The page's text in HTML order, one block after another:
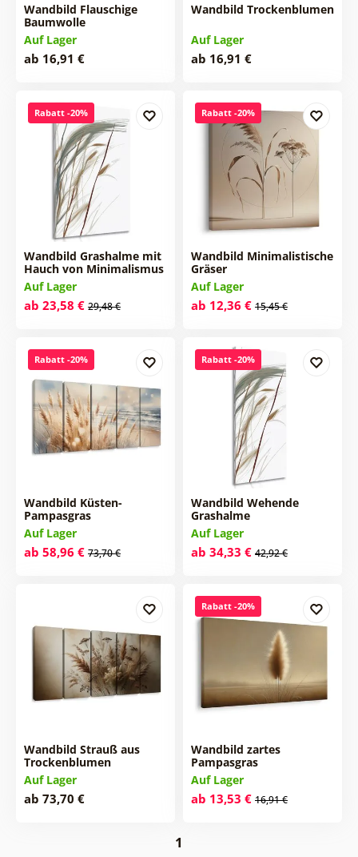
Wandbild Flauschige
Baumwolle
Auf Lager
ab 16,91 €
Wandbild Trockenblumen
Auf Lager
ab 16,91 €
Rabatt -20%
Wandbild Grashalme mit
Hauch von Minimalismus
Auf Lager
ab 23,58 € 29,48 €
Rabatt -20%
Wandbild Minimalistische
Gräser
Auf Lager
ab 12,36 € 15,45 €
Rabatt -20%
Wandbild Küsten-
Pampasgras
Auf Lager
ab 58,96 € 73,70 €
Rabatt -20%
Wandbild Wehende
Grashalme
Auf Lager
ab 34,33 € 42,92 €
Wandbild Strauß aus
Trockenblumen
Auf Lager
ab 73,70 €
Rabatt -20%
Wandbild zartes
Pampasgras
Auf Lager
ab 13,53 € 16,91 €
1